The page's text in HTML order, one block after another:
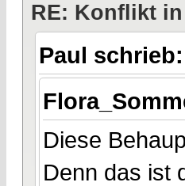
RE: Konflikt
Paul schrieb:
Diese
Denn das ist